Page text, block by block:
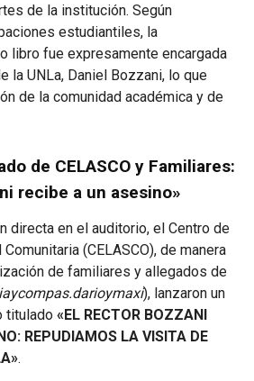
de la institución. Según
estudiantiles, la
libro fue expresamente encargada
la UNLa, Daniel Bozzani, lo que
de la comunidad académica y de
de CELASCO y Familiares:
recibe a un asesino»
directa en el auditorio, el Centro de
(CELASCO), de manera
de familiares y allegados de
), lanzaron un
titulado «EL RECTOR BOZZANI
REPUDIAMOS LA VISITA DE
.